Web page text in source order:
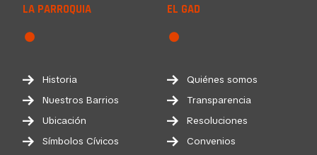
LA PARROQUIA
Historia
Nuestros Barrios
Ubicación
Símbolos Cívicos
EL GAD
Quiénes somos
Transparencia
Resoluciones
Convenios